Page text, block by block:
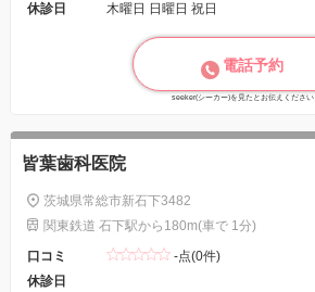
休診日
木曜日 日曜日 祝日
電話予約
seeker(シーカー)を見たとお伝えください
皆葉歯科医院
茨城県常総市新石下3482
関東鉄道 石下駅から180m(車で 1分)
口コミ
-点(0件)
休診日